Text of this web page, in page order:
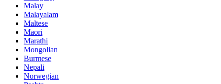
Malay
Malayalam
Maltese
Maori
Marathi
Mongolian
Burmese
Nepali
Norwegian